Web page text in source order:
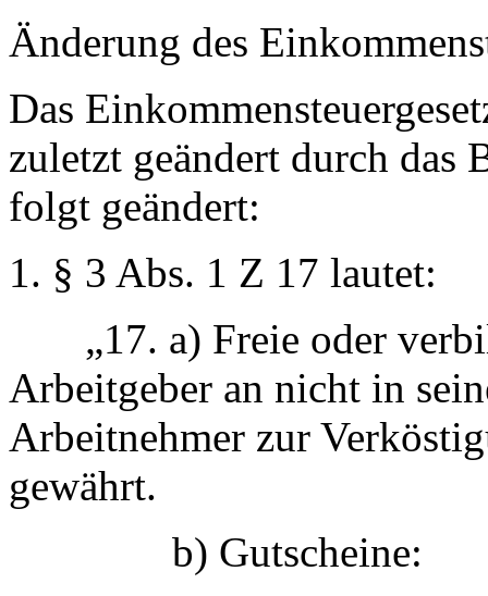
Änderung des
Das
zuletzt geändert durch
folgt geändert:
1. § 3 Abs. 1 Z 17 lautet:
„17. a) Freie oder
Arbeitgeber an nicht in
Arbeitnehmer zur
gewährt.
b) Gutscheine: